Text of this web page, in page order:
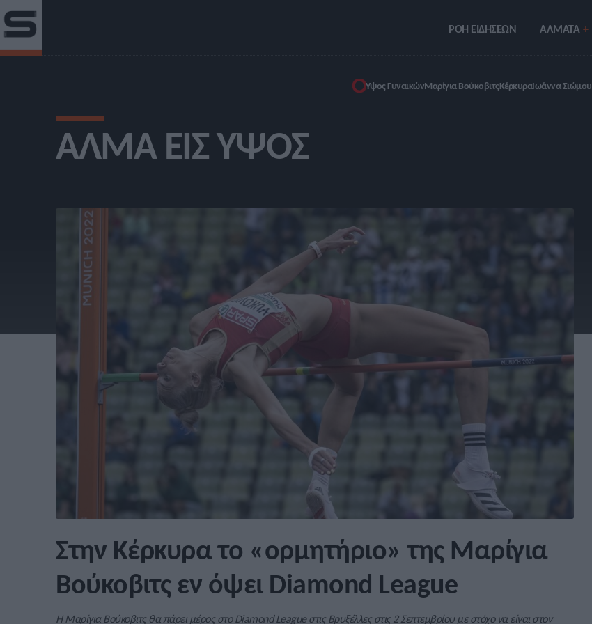
ΡΟΗ ΕΙΔΗΣΕΩΝ ΑΛΜΑΤΑ
Ύψος ΓυναικώνΜαρίγια ΒούκοβιτςΚέρκυραΙωάννα Σιώμου
ΆΛΜΑ ΕΙΣ ΎΨΟΣ
Στην Κέρκυρα το «ορμητήριο» της Μαρίγια
Βούκοβιτς εν όψει Diamond League
Η Μαρίγια Βούκοβιτς θα πάρει μέρος στο Diamond League στις Βρυξέλλες στις 2 Σεπτεμβρίου με στόχο να είναι στον